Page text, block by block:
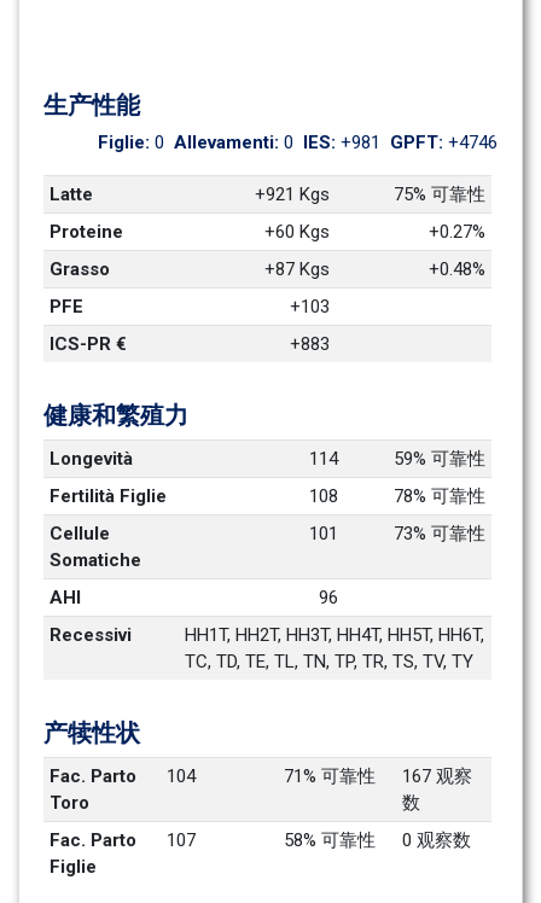
生产性能
Figlie: 0 Allevamenti: 0 IES: +981 GPFT: +4746
Latte +921 Kgs
75% 可靠性
Proteine
+60 Kgs
+0.27%
Grasso
+87 Kgs
+0.48%
PFE
+103
ICS-PR €
+883
健康和繁殖力
Longevità 114
59% 可靠性
Fertilità Figlie
108
78% 可靠性
Cellule
Somatiche
101 73% 可靠性
AHI
96
Recessivi
HH1T, HH2T, HH3T, HH4T, HH5T, HH6T,
TC, TD, TE, TL, TN, TP, TR, TS, TV, TY
产犊性状
Fac. Parto
Toro
104 71% 可靠性
167 观察
数
Fac. Parto
Figlie
107 58% 可靠性 0 观察数